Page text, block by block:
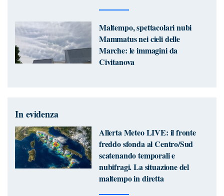
Maltempo, spettacolari nubi
Mammatus nei cieli delle
Marche: le immagini da
Civitanova
In evidenza
Allerta Meteo LIVE: il fronte
freddo sfonda al Centro/Sud
scatenando temporali e
nubifragi. La situazione del
maltempo in diretta